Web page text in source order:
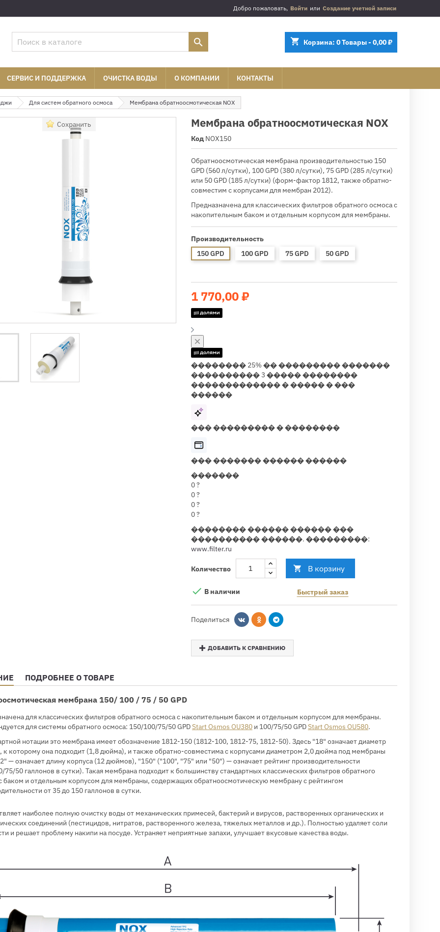
Добро пожаловать, Войти или Создание учетной записи
shopping_cart Корзина: 0Товары - 0,00 ₽

СЕРВИС И ПОДДЕРЖКА ОЧИСТКА ВОДЫ О КОМПАНИИ КОНТАКТЫ
Для систем обратного осмоса Мембрана обратноосмотическая NOX
Сохранить Мембрана обратноосмотическая NOX
Код NOX150
Обратноосмотическая мембрана производительностью 150
GPD (560 л/сутки), 100 GPD (380 л/сутки), 75 GPD (285 л/сутки)
или 50 GPD (185 л/сутки) (форм-фактор 1812, также обратно-
совместим с корпусами для мембран 2012).
Предназначена для классических фильтров обратного осмоса с
накопительным баком и отдельным корпусом для мембраны.
Производительность
150 GPD
100 GPD 75 GPD 50 GPD
1 770,00 ₽
�������� 25% �� ��������� �������
���������� 3 ����� ��������
������������� � ����� � ���
������
��� ��������� � ��������
��� ������� ������ ������
�������
0?
0?
0?
0?
�������� ������ ������ ���
���������� ������. ���������:
www.filter.ru
Количество  В корзину
 В наличии Быстрый заказ
Поделиться
ДОБАВИТЬ К СРАВНЕНИЮ
ПОДРОБНЕЕ О ТОВАРЕ
мембрана 150/ 100 / 75 / 50 GPD
для классических фильтров обратного осмоса с накопительным баком и отдельным корпусом для мембраны.
для системы обратного осмоса: 150/100/75/50 GPDStart Osmos OU380 и 100/75/50 GPDStart Osmos OU580.
нотации это мембрана имеет обозначение 1812-150 (1812-100, 1812-75, 1812-50). Здесь "18" означает диаметр
к которому она подходит (1,8 дюйма), и также обратно-совместима с корпусами диаметром 2,0 дюйма под мембраны
— означает длину корпуса (12 дюймов), "150" ("100", "75" или "50") — означает рейтинг производительности
75/50 галлонов в сутки). Такая мембрана подходит к большинству стандартных классических фильтров обратного
баком и отдельным корпусом для мембраны, содержащих обратноосмотическую мембрану с рейтингом
от 35 до 150 галлонов в сутки.
наиболее полную очистку воды от механических примесей, бактерий и вирусов, растворенных органических и
соединений (пестицидов, нитратов, растворенного железа, тяжелых металлов и др.). Полностью удаляет соли
и решает проблему накипи на посуде. Устраняет неприятные запахи, улучшает вкусовые качества воды.